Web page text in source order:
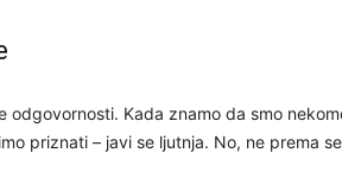
Kada znamo da smo
priznati – javi se ljutnja. No, ne prema